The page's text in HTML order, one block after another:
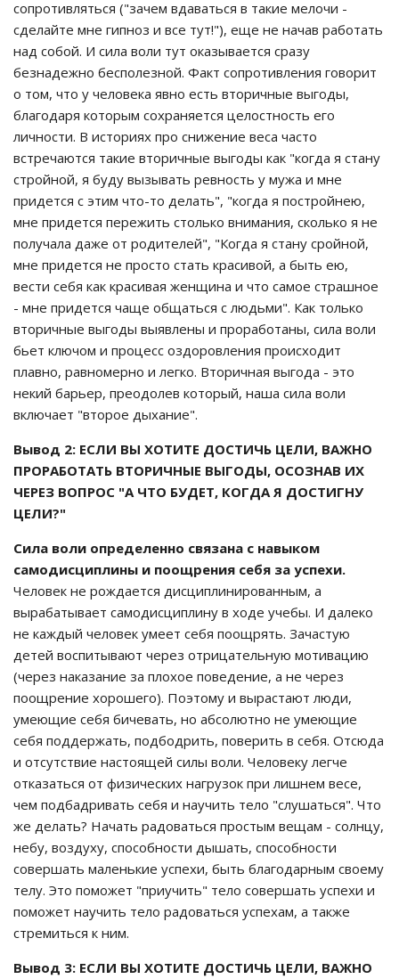
сопротивляться ("зачем вдаваться в такие мелочи -
сделайте мне гипноз и все тут!"), еще не начав работать
над собой. И сила воли тут оказывается сразу
безнадежно бесполезной. Факт сопротивления говорит
о том, что у человека явно есть вторичные выгоды,
благодаря которым сохраняется целостность его
личности. В историях про снижение веса часто
встречаются такие вторичные выгоды как "когда я стану
стройной, я буду вызывать ревность у мужа и мне
придется с этим что-то делать", "когда я постройнею,
мне придется пережить столько внимания, сколько я не
получала даже от родителей", "Когда я стану сройной,
мне придется не просто стать красивой, а быть ею,
вести себя как красивая женщина и что самое страшное
- мне придется чаще общаться с людьми". Как только
вторичные выгоды выявлены и проработаны, сила воли
бьет ключом и процесс оздоровления происходит
плавно, равномерно и легко. Вторичная выгода - это
некий барьер, преодолев который, наша сила воли
включает "второе дыхание".
Вывод 2: ЕСЛИ ВЫ ХОТИТЕ ДОСТИЧЬ ЦЕЛИ, ВАЖНО
ПРОРАБОТАТЬ ВТОРИЧНЫЕ ВЫГОДЫ, ОСОЗНАВ ИХ
ЧЕРЕЗ ВОПРОС "А ЧТО БУДЕТ, КОГДА Я ДОСТИГНУ
ЦЕЛИ?"
Сила воли определенно связана с навыком
самодисциплины и поощрения себя за успехи.
Человек не рождается дисциплинированным, а
вырабатывает самодисциплину в ходе учебы. И далеко
не каждый человек умеет себя поощрять. Зачастую
детей воспитывают через отрицательную мотивацию
(через наказание за плохое поведение, а не через
поощрение хорошего). Поэтому и вырастают люди,
умеющие себя бичевать, но абсолютно не умеющие
себя поддержать, подбодрить, поверить в себя. Отсюда
и отсутствие настоящей силы воли. Человеку легче
отказаться от физических нагрузок при лишнем весе,
чем подбадривать себя и научить тело "слушаться". Что
же делать? Начать радоваться простым вещам - солнцу,
небу, воздуху, способности дышать, способности
совершать маленькие успехи, быть благодарным своему
телу. Это поможет "приучить" тело совершать успехи и
поможет научить тело радоваться успехам, а также
стремиться к ним.
Вывод 3: ЕСЛИ ВЫ ХОТИТЕ ДОСТИЧЬ ЦЕЛИ, ВАЖНО